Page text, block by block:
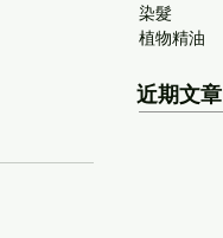
染髮
植物精油
近期文章